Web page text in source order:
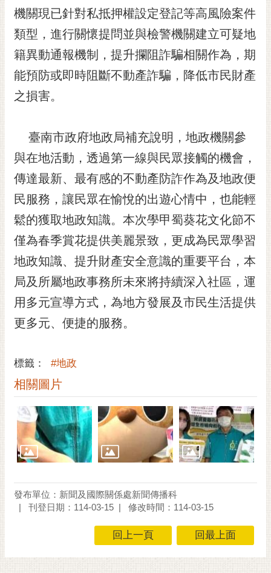
交
通
置
機關現已針對私抵押權設定登記等高風險案件
類型，進行關懷提問並與檢警機關建立可疑地
籍異動通報機制，提升攔阻詐騙相關作為，期
能預防或即時阻斷不動產詐騙，降低市民財產
之損害。
臺南市政府地政局補充說明，地政機關參
與在地活動，透過第一線與民眾接觸的機會，
傳達最新、最有感的不動產防詐作為及地政便
民服務，讓民眾在愉悅的出遊心情中，也能輕
鬆的獲取地政知識。本次學甲蜀葵花文化節不
僅為春季賞花提供美麗景致，更成為民眾學習
地政知識、提升財產安全意識的重要平台，本
局及所屬地政事務所未來將持續深入社區，運
用多元宣導方式，為地方發展及市民生活提供
更多元、便捷的服務。
標籤： #地政
相關圖片
發布單位：新聞及國際關係處新聞傳播科
刊登日期：114-03-15
修改時間：114-03-15
回上一頁 回最上面